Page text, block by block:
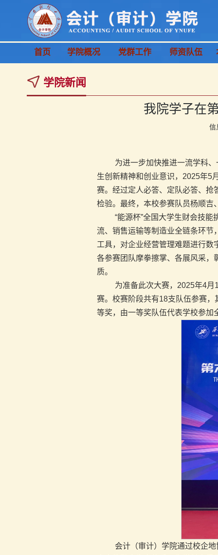
首页 学院概况 党群工作 师资队伍
学院新闻
我院学子在
信
为进一步加快推进一流学科
生创新精神和创业意识，2025年5
赛。经过定人必答、定队必答、抢
检验。最终，本校参赛队员杨顺吉
“能源杯”全国大学生财会技
流、销售运输等制造业全链条环节
工具，对企业经营管理难题进行
各参赛团队摩拳擦掌、各展风采，
质。
为准备此次大赛，2025年4月
赛。校赛阶段共有18支队伍参赛
等奖，由一等奖队伍代表学校参加
会计（审计）学院通过校企